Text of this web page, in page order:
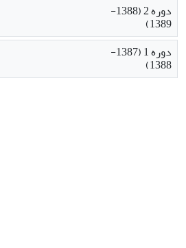
دوره 2 (1388-
1389)
دوره 1 (1387-
1388)